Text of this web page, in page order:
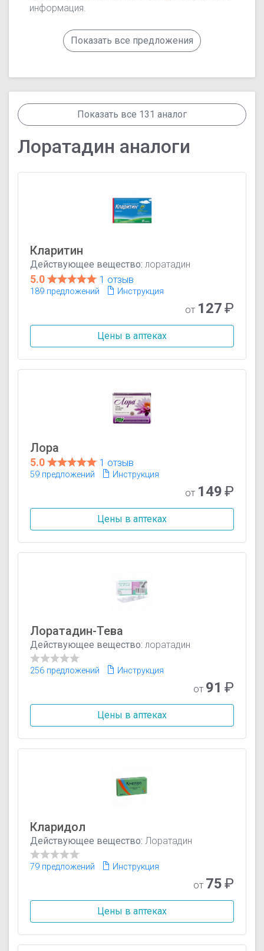
информация.
Показать все предложения
Показать все 131 аналог
Лоратадин аналоги
Кларитин
Действующее вещество: лоратадин
5.0 1 отзыв
189 предложений Инструкция
от 127₽
Цены в аптеках
Лора
5.0 1 отзыв
59 предложений Инструкция
от 149₽
Цены в аптеках
Лоратадин-Тева
Действующее вещество: лоратадин
256 предложений Инструкция
от 91 ₽
Цены в аптеках
Кларидол
Действующее вещество: Лоратадин
79 предложений Инструкция
от 75₽
Цены в аптеках